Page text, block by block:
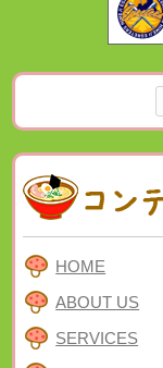
HOME
ABOUT US
SERVICES